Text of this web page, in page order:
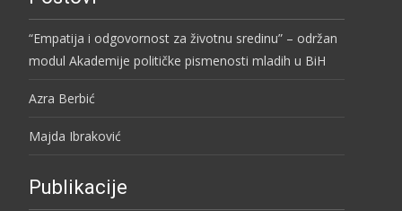
“Empatija i odgovornost za životnu sredinu” – održan
modul Akademije političke pismenosti mladih u BiH
Azra Berbić
Majda Ibraković
Publikacije